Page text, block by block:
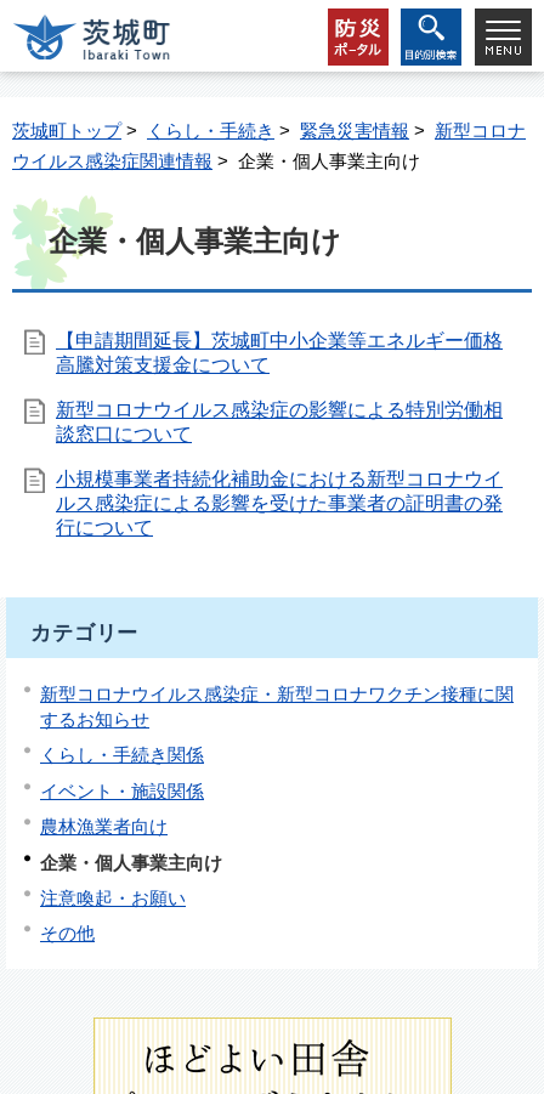
茨城町トップ> くらし・手続き > 緊急災害情報 > 新型コロナ
ウイルス感染症関連情報 > 企業・個人事業主向け
企業・個人事業主向け
【申請期間延長】茨城町中小企業等エネルギー価格
高騰対策支援金について
新型コロナウイルス感染症の影響による特別労働相
談窓口について
小規模事業者持続化補助金における新型コロナウイ
ルス感染症による影響を受けた事業者の証明書の発
行について
カテゴリー
新型コロナウイルス感染症・新型コロナワクチン接種に関
するお知らせ
くらし・手続き関係
イベント・施設関係
農林漁業者向け
企業・個人事業主向け
注意喚起・お願い
その他